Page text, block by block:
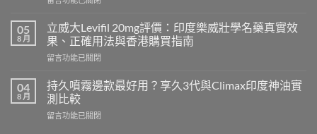
好？
Cenforce-
100、
Kamagra
Kamagra
Oral
全
20mg
香
港
哪
買？
犀
利
士
05
8 月
立威大Levifil 20mg評價：印度樂威壯學名藥真實效
果、正確用法與香港購買指南
在
威
大
Levifil
20mg
留言功能已關閉
04
8 月
持久噴霧邊款最好用？享久3代與Climax印度神油實
測比較
在
留言功能已關閉